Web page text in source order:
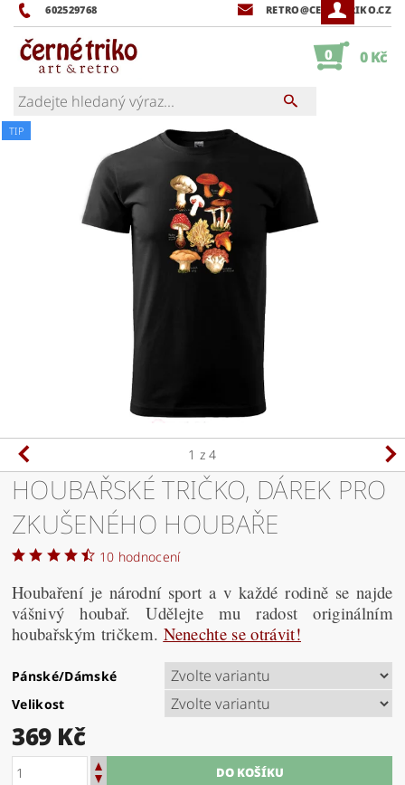
602529768 RETRO@CERNETRIKO.CZ
0 0 Kč
TIP
1 z 4
HOUBAŘSKÉ TRIČKO, DÁREK PRO
ZKUŠENÉHO HOUBAŘE
10 hodnocení
Houbaření je národní sport a v každé rodině se najde
vášnivý houbař. Udělejte mu radost originálním
houbařským tričkem. Nenechte se otrávit!
Pánské/Dámské
Velikost
369 Kč